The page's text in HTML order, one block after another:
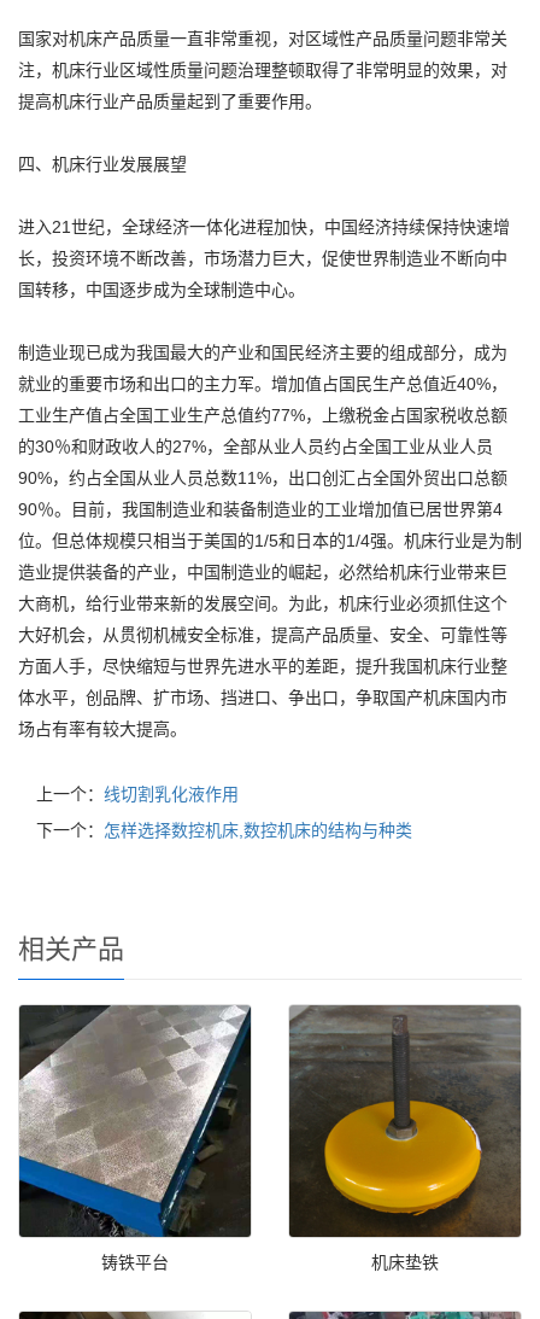
国家对机床产品质量一直非常重视，对区域性产品质量问题非常关
注，机床行业区域性质量问题治理整顿取得了非常明显的效果，对
提高机床行业产品质量起到了重要作用。
四、机床行业发展展望
进入21世纪，全球经济一体化进程加快，中国经济持续保持快速增
长，投资环境不断改善，市场潜力巨大，促使世界制造业不断向中
国转移，中国逐步成为全球制造中心。
制造业现已成为我国最大的产业和国民经济主要的组成部分，成为
就业的重要市场和出口的主力军。增加值占国民生产总值近40%，
工业生产值占全国工业生产总值约77%，上缴税金占国家税收总额
的30％和财政收人的27%，全部从业人员约占全国工业从业人员
90%，约占全国从业人员总数11%，出口创汇占全国外贸出口总额
90％。目前，我国制造业和装备制造业的工业增加值已居世界第4
位。但总体规模只相当于美国的1/5和日本的1/4强。机床行业是为制
造业提供装备的产业，中国制造业的崛起，必然给机床行业带来巨
大商机，给行业带来新的发展空间。为此，机床行业必须抓住这个
大好机会，从贯彻机械安全标准，提高产品质量、安全、可靠性等
方面人手，尽快缩短与世界先进水平的差距，提升我国机床行业整
体水平，创品牌、扩市场、挡进口、争出口，争取国产机床国内市
场占有率有较大提高。
上一个： 线切割乳化液作用
下一个： 怎样选择数控机床,数控机床的结构与种类
相关产品
铸铁平台 机床垫铁